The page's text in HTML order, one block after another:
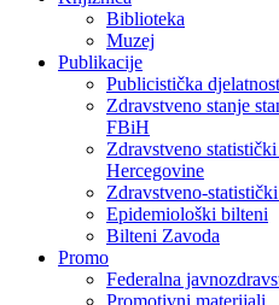
Biblioteka
Muzej
Publikacije
Publicistička djelatnost
Zdravstveno stanje
FBiH
Zdravstveno
Hercegovine
Zdravstveno-
Epidemiološki bilteni
Bilteni Zavoda
Promo
Federalna
Promotivni materijali